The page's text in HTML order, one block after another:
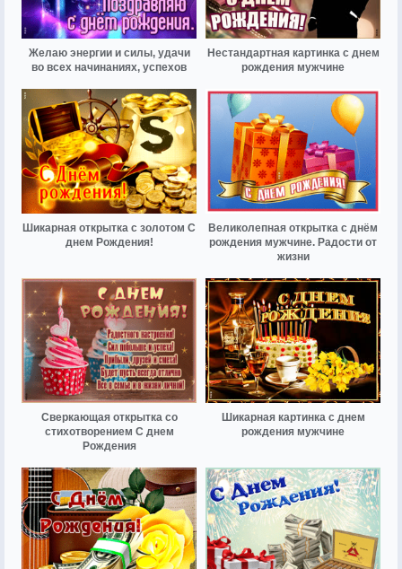
Желаю энергии и силы, удачи
во всех начинаниях, успехов
Нестандартная картинка с днем
рождения мужчине
Шикарная открытка с золотом С
днем Рождения!
Великолепная открытка с днём
рождения мужчине. Радости от
жизни
Сверкающая открытка со
стихотворением С днем
Рождения
Шикарная картинка с днем
рождения мужчине